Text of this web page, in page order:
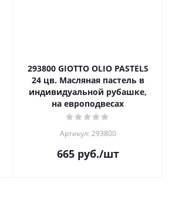
293800 GIOTTO OLIO PASTELS
24 цв. Масляная пастель в
индивидуальной рубашке,
на европодвесах
Артикул: 293800
665руб./шт